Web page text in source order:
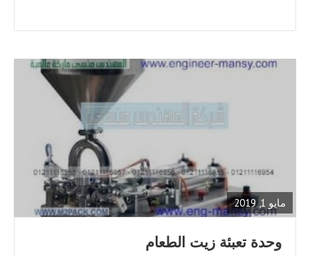
مايو 1, 2019
FULL
POST
وحدة تعبئة زيت الطعام